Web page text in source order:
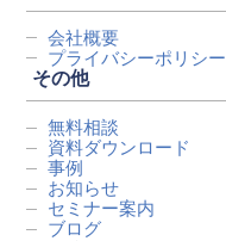
会社概要
プライバシーポリシー
その他
無料相談
資料ダウンロード
事例
お知らせ
セミナー案内
ブログ